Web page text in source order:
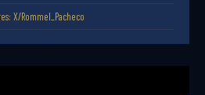
X/Rommel_Pacheco